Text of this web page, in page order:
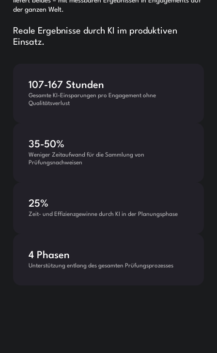
der ganzen Welt.
Reale Ergebnisse durch KI im produktiven
Einsatz.
107-167 Stunden
Gesamte KI-Einsparungen pro Engagement ohne
Qualitätsverlust
35-50%
Weniger Zeitaufwand für die Sammlung von
Prüfungsnachweisen
25%
Zeit- und Effizienzgewinne durch KI in der Planungsphase
4 Phasen
Unterstützung entlang des gesamten Prüfungsprozesses